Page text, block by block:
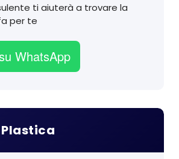
ti aiuterà a trovare la
per te
WhatsApp